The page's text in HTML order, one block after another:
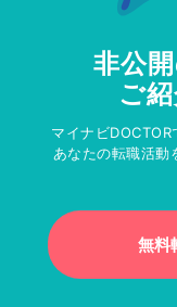
非公
ご
マイナビ
あなたの転職活動
無料